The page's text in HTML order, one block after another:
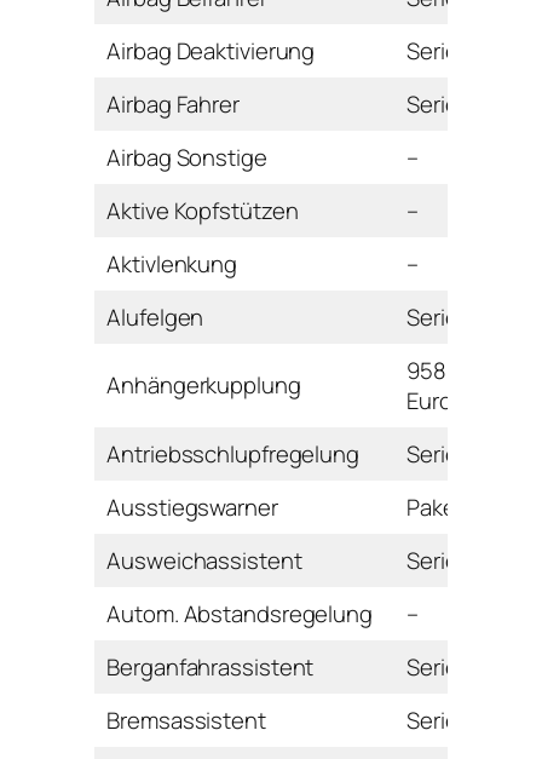
Airbag Deaktivierung
Serie
Airbag Fahrer
Serie
Airbag Sonstige
–
Aktive Kopfstützen
–
Aktivlenkung
–
Alufelgen
Serie
Anhängerkupplung
958
Euro
Antriebsschlupfregelung
Serie
Ausstiegswarner
Paket
Ausweichassistent
Serie
Autom. Abstandsregelung
–
Berganfahrassistent
Serie
Bremsassistent
Serie